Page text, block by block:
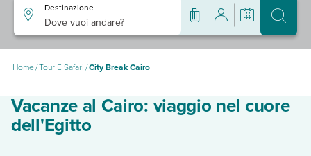
Destinazione
Dove vuoi andare?
Home/Tour E Safari/City Break Cairo
Vacanze al Cairo: viaggio nel cuore
dell'Egitto